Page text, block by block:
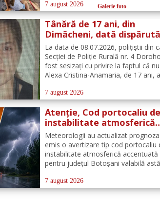
Botoșani, au avut parte de o
interactivă despre prevenirea
urgență și...
7 august 2026 Galerie foto
Tânără de 17 ani, din
Dimăcheni, dată dispărută
după ce a plecat voluntar
acasă și nu a mai revenit
La data de 08.07.2026, polițiștii din
Secției de Poliție Rurală nr. 4
fost sesizați cu privire la faptul că
Alexa Cristina-Anamaria, de 17 ani, a
din satul și comuna Dimăcheni,
Botoșani. Semnalmentele numitei
7 august 2026
Atenție, Cod portocaliu de
instabilitate atmosferică
pentru județul Botoșani!
Meteorologii au actualizat
emis o avertizare tip cod portocaliu
instabilitate atmosferică accentuată
pentru județul Botoșani valabilă
manifesta prin intensificări ale
vijelii puternice (rafale de 70...90
7 august 2026